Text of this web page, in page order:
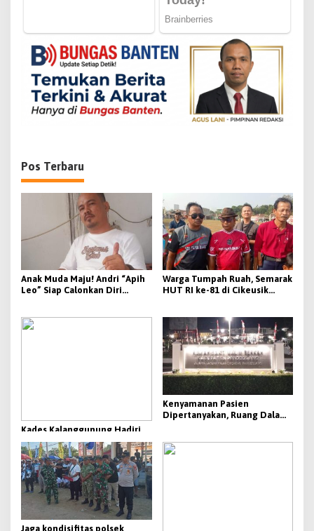
o
s
Pos Terbaru
Anak Muda Maju! Andri “Apih
Leo” Siap Calonkan Diri
Warga Tumpah Ruah, Semarak
HUT RI ke-81 di Cikeusik
Kades Kalanggunung Hadiri
Tasyakuran Tahfidzul Qur’an
MDTA Al-Hijaiyah, Dorong
Generasi Qur’ani Berakhlak
Mulia
Kenyamanan Pasien
Dipertanyakan, Ruang Dalam
Perawatan
Jaga kondisifitas polsek